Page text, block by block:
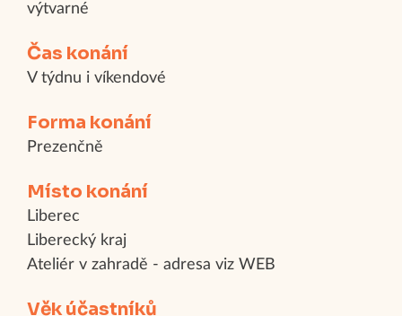
výtvarné
Čas konání
V týdnu i víkendové
Forma konání
Prezenčně
Místo konání
Liberec
Liberecký kraj
Ateliér v zahradě - adresa viz WEB
Věk účastníků